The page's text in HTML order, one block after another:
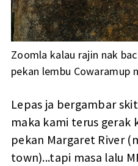
Zoomla kalau rajin nak
pekan lembu Cowaramup
Lepas ja bergambar
maka kami terus gerak
pekan Margaret River
town)...tapi masa lalu